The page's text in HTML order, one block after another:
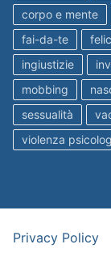
corpo e mente
fai-da-te
ingiustizie
mobbing
sessualità
violenza
Privacy Policy